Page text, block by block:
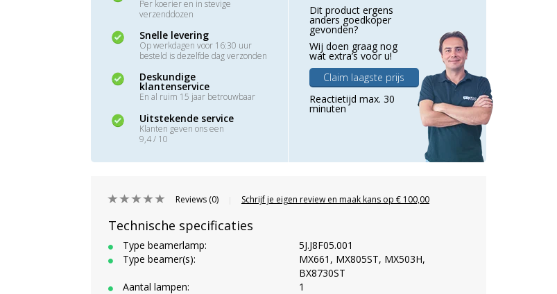
Per koerier en in stevige
verzenddozen
Snelle levering
Op werkdagen voor 16:30 uur
besteld is dezelfde dag verzonden
Deskundige
klantenservice
En al ruim 15 jaar betrouwbaar
Uitstekende service
Klanten geven ons een
9,4 / 10
Dit product ergens
anders goedkoper
gevonden?
Wij doen graag nog
wat extra’s voor u!
Claim laagste prijs
Reactietijd max. 30
minuten
Reviews (0) Schrijf je eigen review en maak kans op € 100,00
Technische specificaties
Type beamerlamp:
5J.J8F05.001
Type beamer(s):
MX661, MX805ST, MX503H,
BX8730ST
Aantal lampen:
1